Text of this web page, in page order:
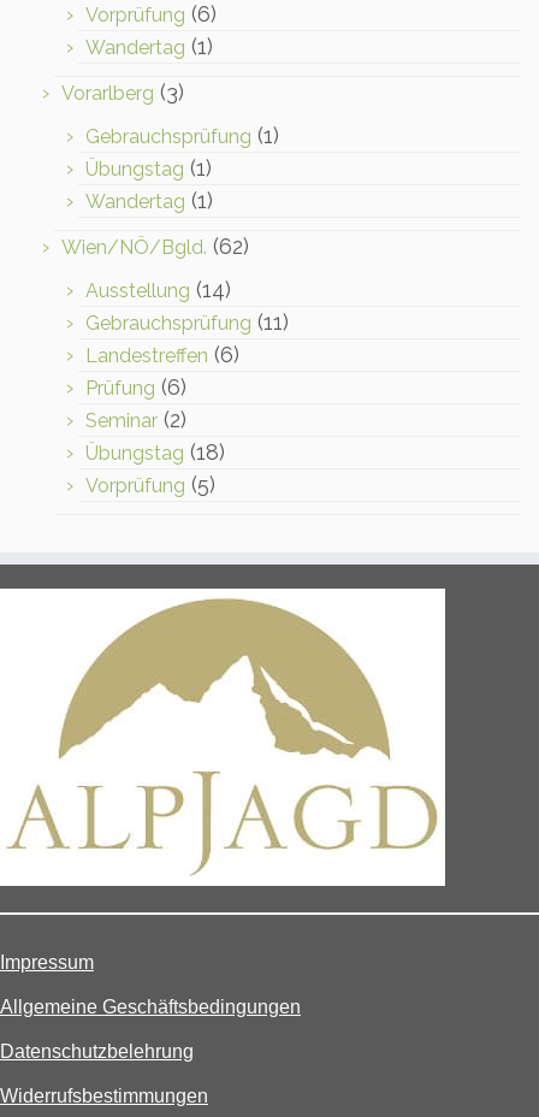
Vorprüfung (6)
Wandertag (1)
Vorarlberg (3)
Gebrauchsprüfung (1)
Übungstag (1)
Wandertag (1)
Wien/NÖ/Bgld. (62)
Ausstellung (14)
Gebrauchsprüfung (11)
Landestreffen (6)
Prüfung (6)
Seminar (2)
Übungstag (18)
Vorprüfung (5)
Impressum
Allgemeine Geschäftsbedingungen
Datenschutzbelehrung
Widerrufsbestimmungen